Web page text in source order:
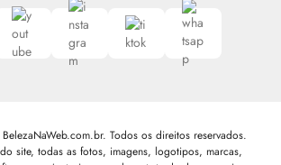
Todos os direitos reservados.
site, todas as fotos, imagens, logotipos, marcas,